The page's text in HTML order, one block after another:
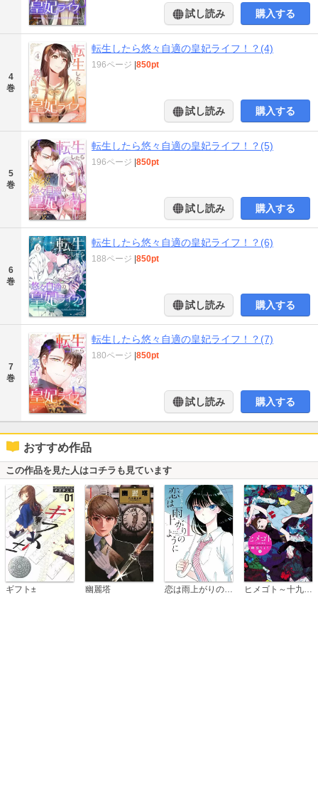
試し読み 購入する
4
巻
転生したら悠々自適の皇妃ライフ！？(4)
196ページ |850pt
試し読み 購入する
5
巻
転生したら悠々自適の皇妃ライフ！？(5)
196ページ |850pt
試し読み 購入する
6
巻
転生したら悠々自適の皇妃ライフ！？(6)
188ページ |850pt
試し読み 購入する
7
巻
転生したら悠々自適の皇妃ライフ！？(7)
180ページ |850pt
試し読み 購入する
おすすめ作品
この作品を見た人はコチラも見ています
ギフト± 幽麗塔 ヒメゴト～十九歳の制服～